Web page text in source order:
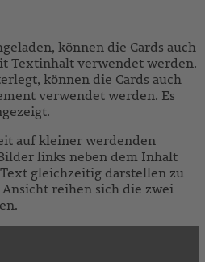
können die Cards auch
Textinhalt verwendet werden.
können die Cards auch
verwendet werden. Es
auf kleiner werdenden
links neben dem Inhalt
gleichzeitig darstellen zu
reihen sich die zwei